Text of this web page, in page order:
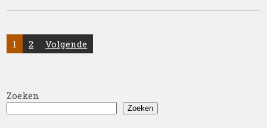
Posts
pagination
1 2 Volgende
Zoeken
Zoeken